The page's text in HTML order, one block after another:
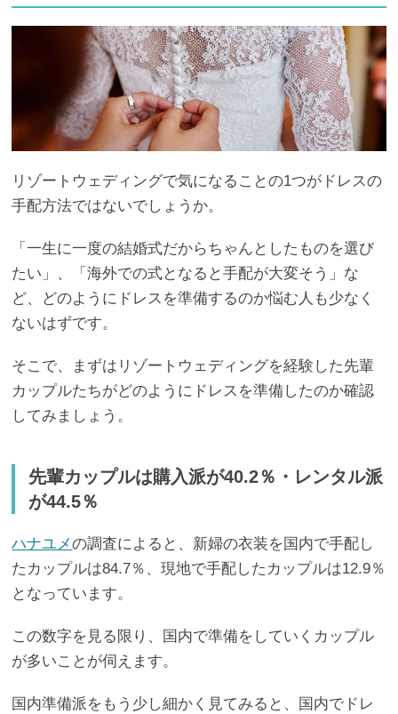
リゾートウェディングで気になることの1つがドレスの
手配方法ではないでしょうか。
「一生に一度の結婚式だからちゃんとしたものを選び
たい」、「海外での式となると手配が大変そう」な
ど、どのようにドレスを準備するのか悩む人も少なく
ないはずです。
そこで、まずはリゾートウェディングを経験した先輩
カップルたちがどのようにドレスを準備したのか確認
してみましょう。
先輩カップルは購入派が40.2％・レンタル派
が44.5％
ハナユメの調査によると、新婦の衣装を国内で手配し
たカップルは84.7％、現地で手配したカップルは12.9％
となっています。
この数字を見る限り、国内で準備をしていくカップル
が多いことが伺えます。
国内準備派をもう少し細かく見てみると、国内でドレ